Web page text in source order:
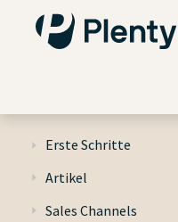
Erste Schritte
Artikel
Sales Channels